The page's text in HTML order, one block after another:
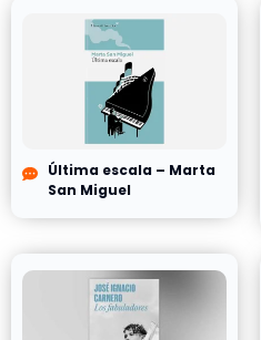
Última escala – Marta
San Miguel